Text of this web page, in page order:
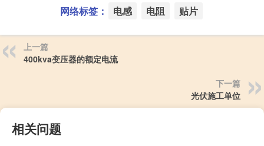
网络标签： 电感 电阻 贴片
上一篇
400kva变压器的额定电流
下一篇
光伏施工单位
相关问题